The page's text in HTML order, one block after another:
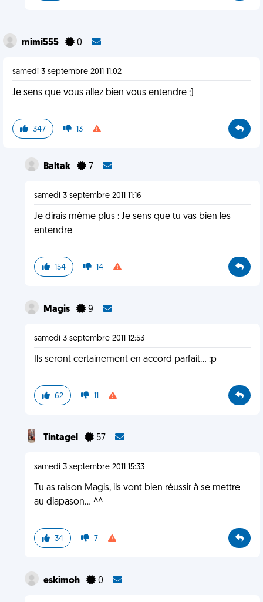
mimi555 0
samedi 3 septembre 2011 11:02
Je sens que vous allez bien vous entendre ;)
347 13
Baltak 7
samedi 3 septembre 2011 11:16
Je dirais même plus : Je sens que tu vas bien les
entendre
154 14
Magis 9
samedi 3 septembre 2011 12:53
Ils seront certainement en accord parfait... :p
62 11
Tintagel 57
samedi 3 septembre 2011 15:33
Tu as raison Magis, ils vont bien réussir à se mettre
au diapason... ^^
34 7
eskimoh 0